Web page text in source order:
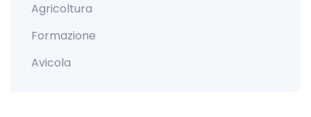
Agricoltura
Formazione
Avicola